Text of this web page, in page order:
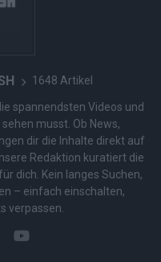
1648 Artikel
spannendsten Videos und
musst. Ob News,
dir die Inhalte direkt auf
Redaktion kuratiert die
dich. Kein langes Suchen,
– einfach einschalten,
verpassen.